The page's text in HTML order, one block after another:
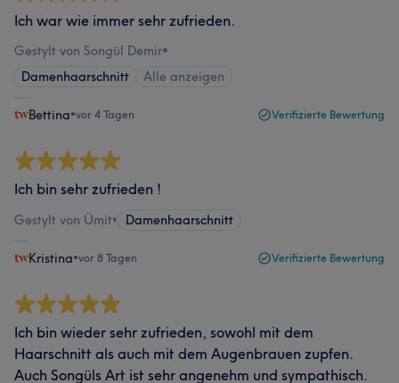
Ich war wie immer sehr zufrieden.
Gestylt von Songül Demir•
Damenhaarschnitt
Alle anzeigen
Bettina•vor 4 Tagen Verifizierte Bewertung
Ich bin sehr zufrieden !
Gestylt von Ümit• Damenhaarschnitt
Kristina•vor 8 Tagen Verifizierte Bewertung
Ich bin wieder sehr zufrieden, sowohl mit dem
Haarschnitt als auch mit dem Augenbrauen zupfen.
Auch Songüls Art ist sehr angenehm und sympathisch.